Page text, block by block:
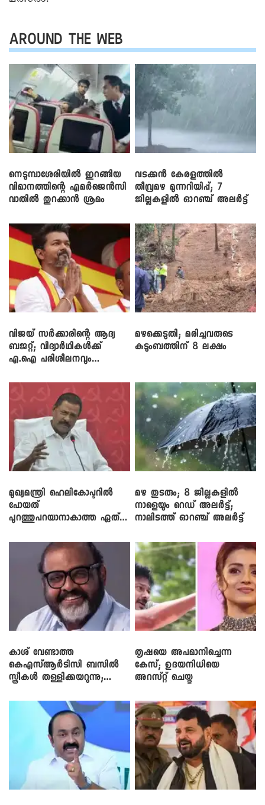
AROUND THE WEB
നെടുമ്പാശേരിയിൽ ഇറങ്ങിയ
വിമാനത്തിന്റെ എമർജെൻസി
വാതിൽ തുറക്കാൻ ശ്രമം
വടക്കൻ കേരളത്തിൽ
തീവ്രമഴ മുന്നറിയിപ്പ്; 7
ജില്ലകളിൽ ഓറഞ്ച് അലർട്ട്
വിജയ് സർക്കാരിന്റെ ആദ്യ
ബജറ്റ്; വിദ്യാർഥികൾക്ക്
എ.ഐ പരിശീലനവും
മഴക്കെടുതി; മരിച്ചവരുടെ
കുടുംബത്തിന് 8 ലക്ഷം
മുഖ്യമന്ത്രി ഹെലികോപ്ടറിൽ
പോയത്
പുറത്തുപറയാനാകാത്ത ഏത്
മഴ തുടരും; 8 ജില്ലകളിൽ
നാളെയും റെഡ് അലർട്ട്;
നാലിടത്ത് ഓറഞ്ച് അലർട്ട്
കാശ് വേണ്ടാത്ത
കെഎസ്ആർടിസി ബസിൽ
സ്ത്രീകൾ തള്ളിക്കയറുന്നു;
തൃഷയെ അപമാനിച്ചെന്ന
കേസ്; ഉദയനിധിയെ
അറസ്റ്റ് ചെയ്തു